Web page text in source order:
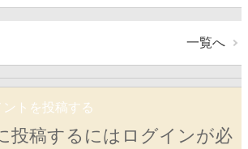
一覧へ
トを投稿する
投稿するにはログインが必